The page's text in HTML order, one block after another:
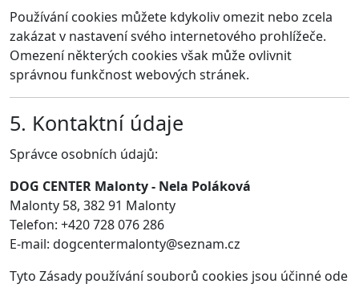
Používání cookies můžete kdykoliv omezit nebo zcela
zakázat v nastavení svého internetového prohlížeče.
Omezení některých cookies však může ovlivnit
správnou funkčnost webových stránek.
5. Kontaktní údaje
Správce osobních údajů:
DOG CENTER Malonty - Nela Poláková
Malonty 58, 382 91 Malonty
Telefon: +420 728 076 286
E-mail: dogcentermalonty@seznam.cz
Tyto Zásady používání souborů cookies jsou účinné ode